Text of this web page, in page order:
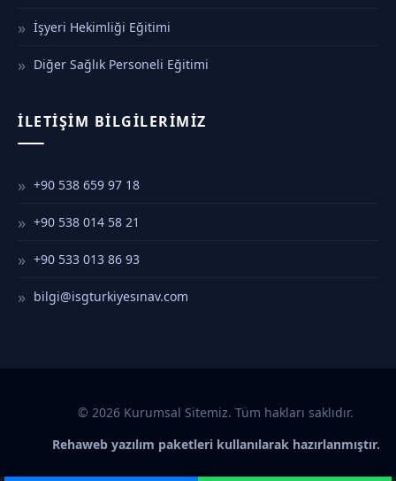
İşyeri Hekimliği Eğitimi
Diğer Sağlık Personeli Eğitimi
İLETIŞIM BILGILERIMIZ
+90 538 659 97 18
+90 538 014 58 21
+90 533 013 86 93
bilgi@isgturkiyesınav.com
© 2026 Kurumsal Sitemiz. Tüm hakları saklıdır.
Rehaweb yazılım paketleri kullanılarak hazırlanmıştır.